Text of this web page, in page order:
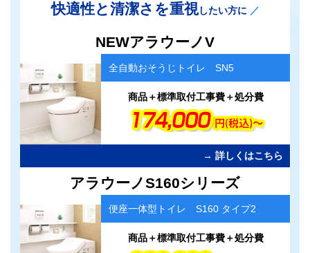
快適性と清潔さを重視したい方に ／
リ
ン
ク
NEWアラウーノV
全自動おそうじトイレ SN5
商品＋標準取付工事費＋処分費
→ 詳しくはこちら
リ
ン
ク
アラウーノS160シリーズ
便座一体型トイレ S160 タイプ2
商品＋標準取付工事費＋処分費